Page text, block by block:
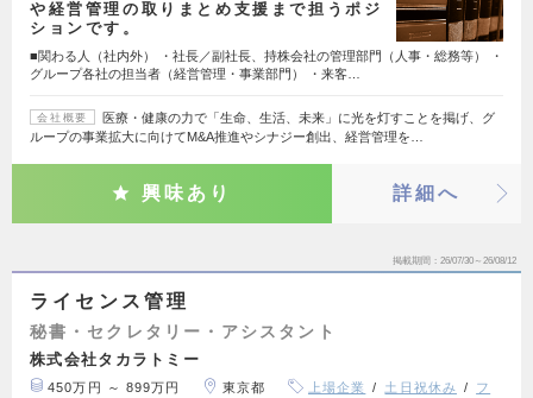
や経営管理の取りまとめ支援まで担うポジ
ションです。
■関わる人（社内外） ・社長／副社長、持株会社の管理部門（人事・総務等） ・
グループ各社の担当者（経営管理・事業部門） ・来客…
会社概要
医療・健康の力で「生命、生活、未来」に光を灯すことを掲げ、グ
ループの事業拡大に向けてM&A推進やシナジー創出、経営管理を…
興味あり 詳細へ
掲載期間 26/07/30～26/08/12
ライセンス管理
秘書・セクレタリー・アシスタント
株式会社タカラトミー
450万円 ～ 899万円 東京都 上場企業 土日祝休み
フ